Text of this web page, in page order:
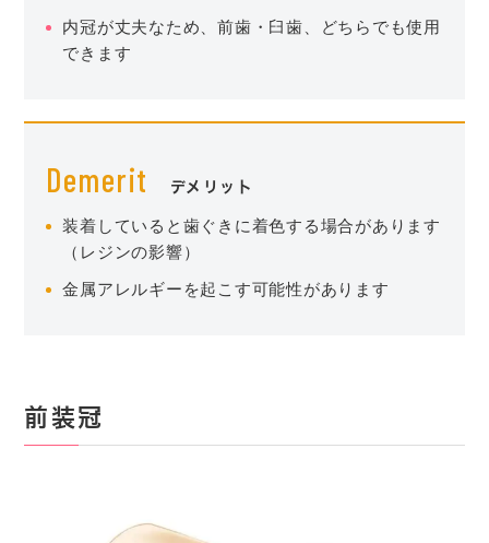
内冠が丈夫なため、前歯・臼歯、どちらでも使用
できます
Demerit デメリット
装着していると歯ぐきに着色する場合があります
（レジンの影響）
金属アレルギーを起こす可能性があります
前装冠